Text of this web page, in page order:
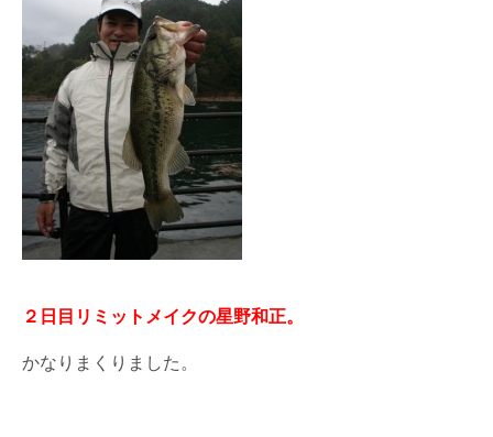
２日目リミットメイクの星野和正。
かなりまくりました。